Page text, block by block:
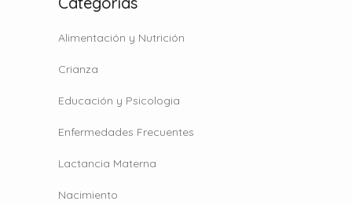
Alimentación y Nutrición
Crianza
Educación y Psicologia
Enfermedades Frecuentes
Lactancia Materna
Nacimiento